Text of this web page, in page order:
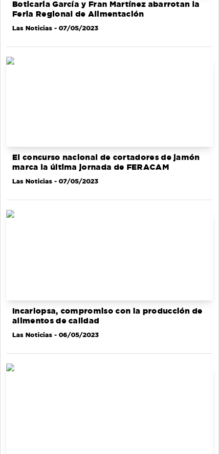
Boticaria García y Fran Martínez abarrotan la
Feria Regional de Alimentación
Las Noticias - 07/05/2023
El concurso nacional de cortadores de jamón
marca la última jornada de FERACAM
Las Noticias - 07/05/2023
Incarlopsa, compromiso con la producción de
alimentos de calidad
Las Noticias - 06/05/2023